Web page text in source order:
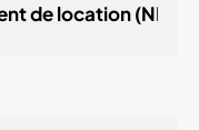
de location (NRA)